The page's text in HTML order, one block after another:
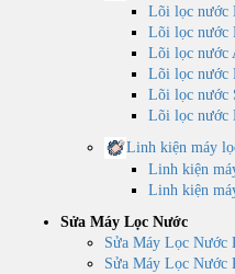
Lõi lọc nước
Lõi lọc nước
Lõi lọc nước
Lõi lọc nước
Lõi lọc nước
Lõi lọc nước
Linh kiện máy
Linh kiện
Linh kiện
Sửa Máy Lọc Nước
Sửa Máy Lọc Nước
Sửa Máy Lọc Nước